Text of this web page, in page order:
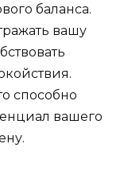
баланса.
вашу
способно
вашего